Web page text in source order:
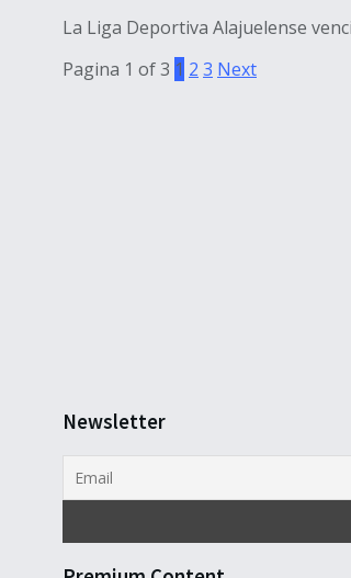
La Liga Deportiva Alajuelense
Pagina 1 of 3 1 2 3 Next
Newsletter